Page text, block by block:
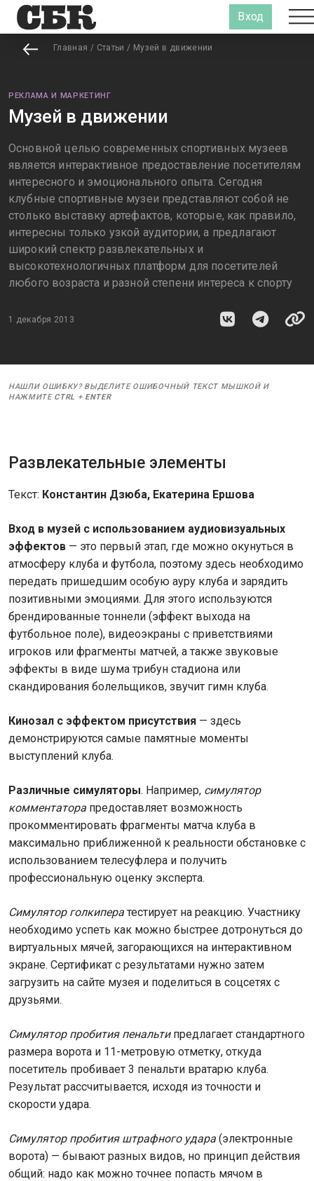
Вход
Главная / Статьи / Музей в движении
РЕКЛАМА И МАРКЕТИНГ
Музей в движении
Основной целью современных спортивных музеев
является интерактивное предоставление посетителям
интересного и эмоционального опыта. Сегодня
клубные спортивные музеи представляют собой не
столько выставку артефактов, которые, как правило,
интересны только узкой аудитории, а предлагают
широкий спектр развлекательных и
высокотехнологичных платформ для посетителей
любого возраста и разной степени интереса к спорту
1 декабря 2013
НАШЛИ ОШИБКУ? ВЫДЕЛИТЕ ОШИБОЧНЫЙ ТЕКСТ МЫШКОЙ И
НАЖМИТЕ CTRL + ENTER
Развлекательные элементы
Текст: Константин Дзюба, Екатерина Ершова
Вход в музей с использованием аудиовизуальных
эффектов — это первый этап, где можно окунуться в
атмосферу клуба и футбола, поэтому здесь необходимо
передать пришедшим особую ауру клуба и зарядить
позитивными эмоциями. Для этого используются
брендированные тоннели (эффект выхода на
футбольное поле), видеоэкраны с приветствиями
игроков или фрагменты матчей, а также звуковые
эффекты в виде шума трибун стадиона или
скандирования болельщиков, звучит гимн клуба.
Кинозал c эффектом присутствия — здесь
демонстрируются самые памятные моменты
выступлений клуба.
Различные симуляторы. Например, симулятор
комментатора предоставляет возможность
прокомментировать фрагменты матча клуба в
максимально приближенной к реальности обстановке с
использованием телесуфлера и получить
профессиональную оценку эксперта.
Симулятор голкипера тестирует на реакцию. Участнику
необходимо успеть как можно быстрее дотронуться до
виртуальных мячей, загорающихся на интерактивном
экране. Сертификат с результатами нужно затем
загрузить на сайте музея и поделиться в соцсетях с
друзьями.
Симулятор пробития пенальтипредлагает стандартного
размера ворота и 11-метровую отметку, откуда
посетитель пробивает 3 пенальти вратарю клуба.
Результат рассчитывается, исходя из точности и
скорости удара.
Симулятор пробития штрафного удара (электронные
ворота) — бывают разных видов, но принцип действия
общий: надо как можно точнее попасть мячом в